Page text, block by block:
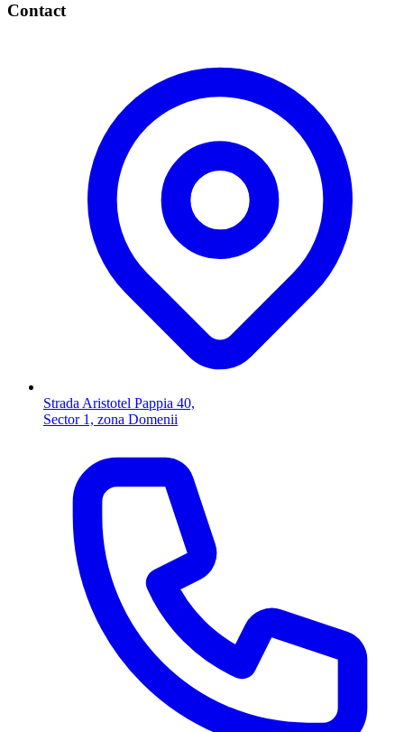
Contact
Strada Aristotel Pappia 40,
Sector 1, zona Domenii